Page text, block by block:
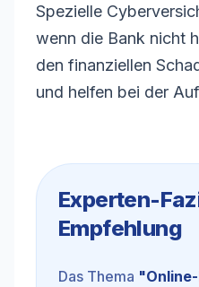
Spezielle
wenn die Bank nicht
den finanziellen
und helfen bei der
Experten-
Empfehlung
Das Thema "